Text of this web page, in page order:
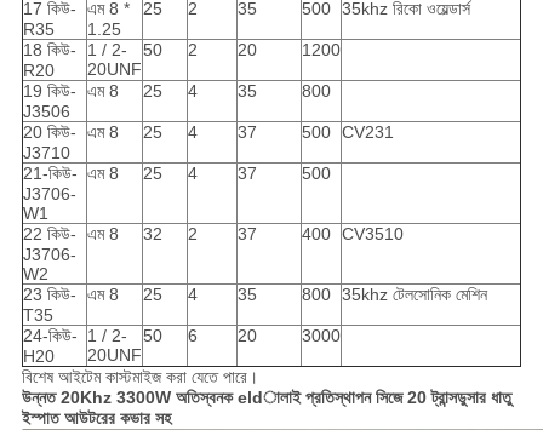
17 কিউ-
R35
এম 8 *
1.25
25 2 35 500 35khz রিকো ওয়েল্ডার্স
18 কিউ-
R20
1 / 2-
20UNF
50 2 20 1200
19 কিউ-
J3506
এম 8 25 4 35 800
20 কিউ-
J3710
এম 8 25 4 37 500 CV231
21-কিউ-
J3706-
W1
এম 8 25 4 37 500
22 কিউ-
J3706-
W2
এম 8 32 2 37 400 CV3510
23 কিউ-
T35
এম 8 25 4 35 800 35khz টেলসোনিক মেশিন
24-কিউ-
H20
1 / 2-
20UNF
50 6 20 3000
বিশেষ আইটেম কাস্টমাইজ করা যেতে পারে।
উন্নত 20Khz 3300W অতিস্বনক eldালাই প্রতিস্থাপন সিজে 20 ট্রান্সডুসার ধাতু
ইস্পাত আউটরের কভার সহ